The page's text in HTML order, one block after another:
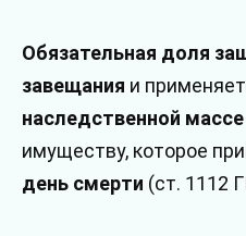
Обязательная доля
завещания и
наследственной массе
имуществу, которое
день смерти (ст. 1112